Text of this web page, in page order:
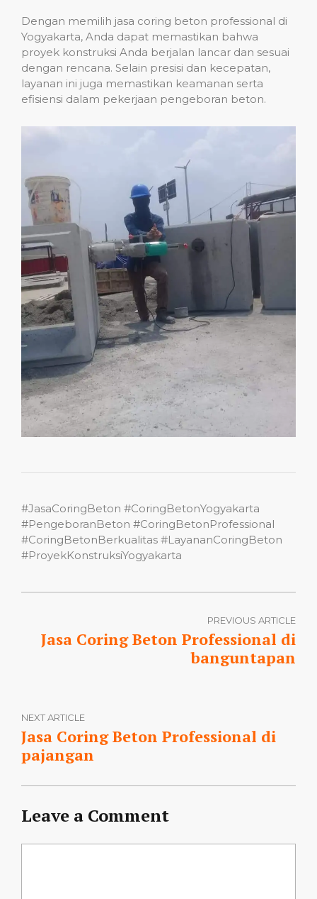
Dengan memilih jasa coring beton professional di
Yogyakarta, Anda dapat memastikan bahwa
proyek konstruksi Anda berjalan lancar dan sesuai
dengan rencana. Selain presisi dan kecepatan,
layanan ini juga memastikan keamanan serta
efisiensi dalam pekerjaan pengeboran beton.
#JasaCoringBeton #CoringBetonYogyakarta
#PengeboranBeton #CoringBetonProfessional
#CoringBetonBerkualitas #LayananCoringBeton
#ProyekKonstruksiYogyakarta
PREVIOUS ARTICLE
Jasa Coring Beton Professional di
banguntapan
NEXT ARTICLE
Jasa Coring Beton Professional di
pajangan
Leave a Comment